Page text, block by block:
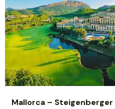
Mallorca –